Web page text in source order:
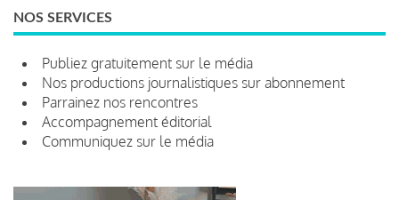
NOS SERVICES
Publiez gratuitement sur le média
Nos productions journalistiques sur abonnement
Parrainez nos rencontres
Accompagnement éditorial
Communiquez sur le média